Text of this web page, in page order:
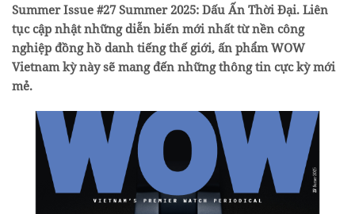
Summer Issue #27 Summer 2025: Dấu Ấn Thời Đại. Liên
tục cập nhật những diễn biến mới nhất từ nền công
nghiệp đồng hồ danh tiếng thế giới, ấn phẩm WOW
Vietnam kỳ này sẽ mang đến những thông tin cực kỳ mới
mẻ.